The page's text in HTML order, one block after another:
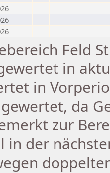
Feld
in
in
da
zur
in der